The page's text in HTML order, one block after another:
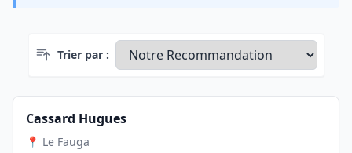
Trier par :
Cassard Hugues
📍 Le Fauga